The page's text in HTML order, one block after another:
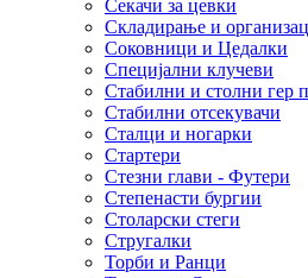
Секачи за цевки
Складирање и
Соковници и Цедалки
Специјални клучеви
Стабилни и столни гер
Стабилни отсекувачи
Сталци и ногарки
Стартери
Стезни глави - Футери
Степенасти бургии
Столарски стеги
Стругалки
Торби и Ранци